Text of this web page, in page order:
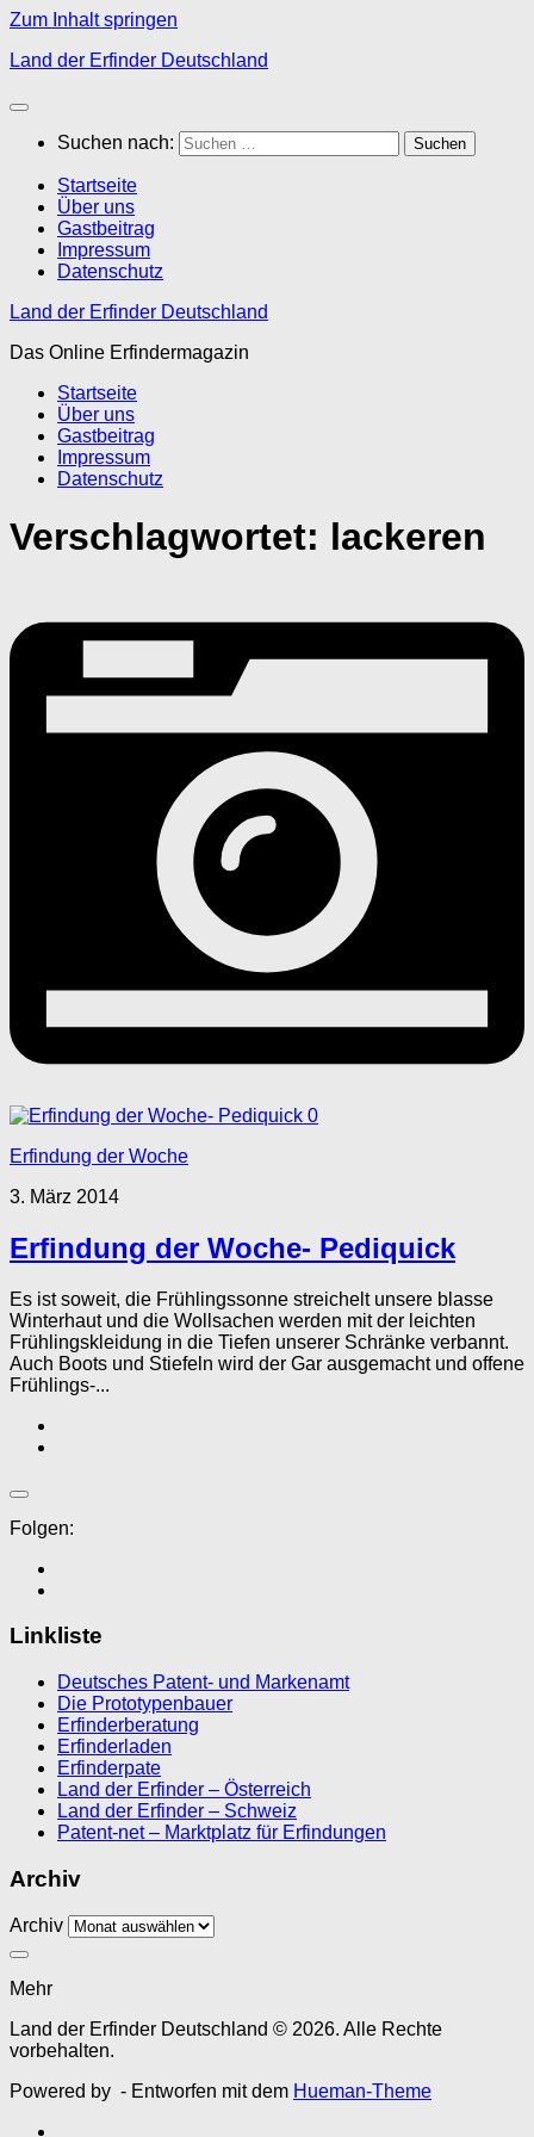
Zum Inhalt springen
Land der Erfinder Deutschland
Suchen nach:
Startseite
Über uns
Gastbeitrag
Impressum
Datenschutz
Land der Erfinder Deutschland
Das Online Erfindermagazin
Startseite
Über uns
Gastbeitrag
Impressum
Datenschutz
Verschlagwortet: lackeren
0
Erfindung der Woche
3. März 2014
Erfindung der Woche- Pediquick
Es ist soweit, die Frühlingssonne streichelt unsere blasse
Winterhaut und die Wollsachen werden mit der leichten
Frühlingskleidung in die Tiefen unserer Schränke verbannt.
Auch Boots und Stiefeln wird der Gar ausgemacht und offene
Frühlings-...
Folgen:
Linkliste
Deutsches Patent- und Markenamt
Die Prototypenbauer
Erfinderberatung
Erfinderladen
Erfinderpate
Land der Erfinder – Österreich
Land der Erfinder – Schweiz
Patent-net – Marktplatz für Erfindungen
Archiv
Archiv
Mehr
Land der Erfinder Deutschland © 2026. Alle Rechte
vorbehalten.
Powered by - Entworfen mit dem Hueman-Theme